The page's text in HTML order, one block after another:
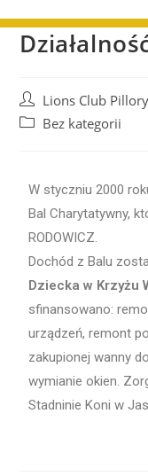
Lions Club Pillory
Bez kategorii
W styczniu 2000
Bal Charytatywny,
RODOWICZ.
Dochód z Balu
Dziecka w Krzyżu
sfinansowano:
urządzeń, remont
zakupionej wanny
wymianie okien.
Stadninie Koni w